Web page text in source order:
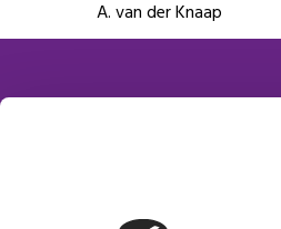
A. van der Knaap
Platform VMBO Zorg